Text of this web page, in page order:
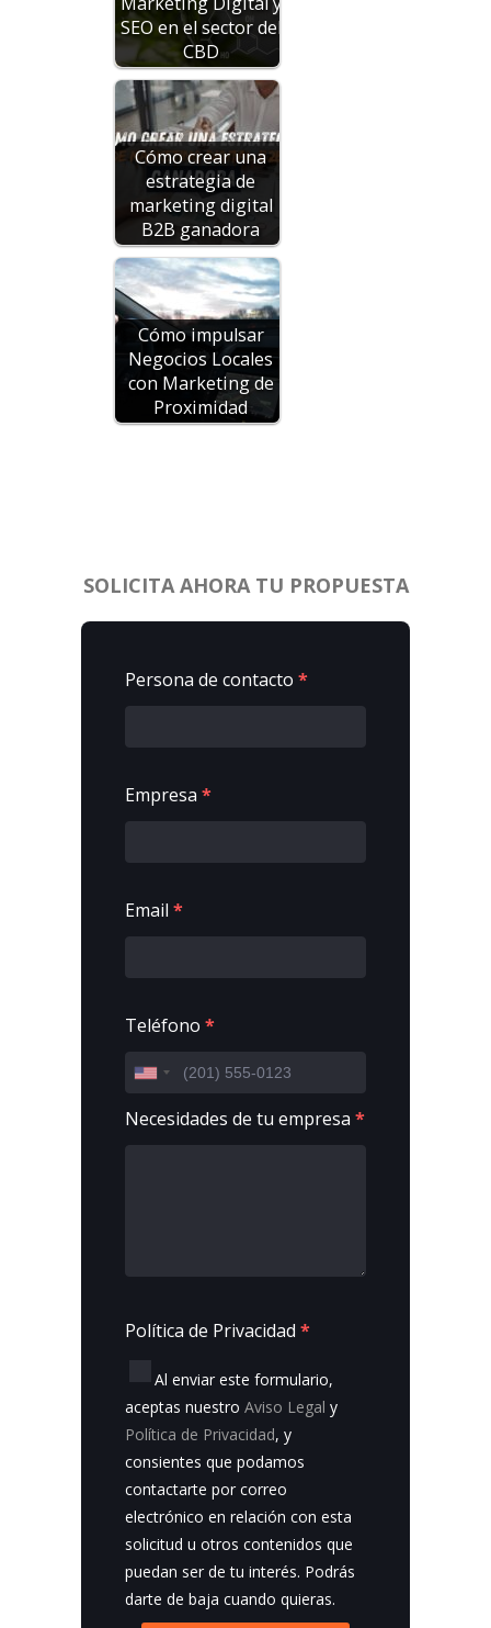
SEO en el sector del
CBD
Cómo crear una
estrategia de
marketing digital
B2B ganadora
Cómo impulsar
Negocios Locales
con Marketing de
Proximidad
SOLICITA AHORA TU PROPUESTA
Persona de contacto *
Empresa *
Email *
Teléfono *
Necesidades de tu empresa *
Política de Privacidad *
Al enviar este formulario,
aceptas nuestro Aviso Legal y
Política de Privacidad, y
consientes que podamos
contactarte por correo
electrónico en relación con esta
solicitud u otros contenidos que
puedan ser de tu interés. Podrás
darte de baja cuando quieras.